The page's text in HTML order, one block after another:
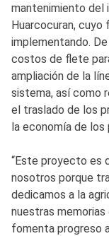
mantenimiento del
Huarcocuran, cuyo
implementando.
costos de flete
ampliación de la
sistema, así como
el traslado de los
la economía de los
“Este proyecto es
nosotros porque
dedicamos a la
nuestras
fomenta progreso